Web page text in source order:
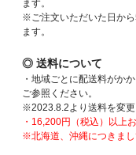
ます。
※ご注文いただいた日か
ます。
◎ 送料について
・地域ごとに配送料がかか
ご参照ください。
※2023.8.2より送料を変更
・16,200円（税込）以上
※北海道、沖縄につきま